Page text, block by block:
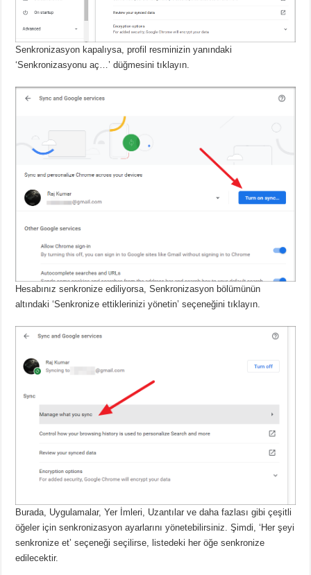
Senkronizasyon kapalıysa, profil resminizin yanındaki
‘Senkronizasyonu aç…’ düğmesini tıklayın.
Hesabınız senkronize ediliyorsa, Senkronizasyon bölümünün
altındaki ‘Senkronize ettiklerinizi yönetin’ seçeneğini tıklayın.
Burada, Uygulamalar, Yer İmleri, Uzantılar ve daha fazlası gibi çeşitli
öğeler için senkronizasyon ayarlarını yönetebilirsiniz.Şimdi, ‘Her şeyi
senkronize et’ seçeneği seçilirse, listedeki her öğe senkronize
edilecektir.